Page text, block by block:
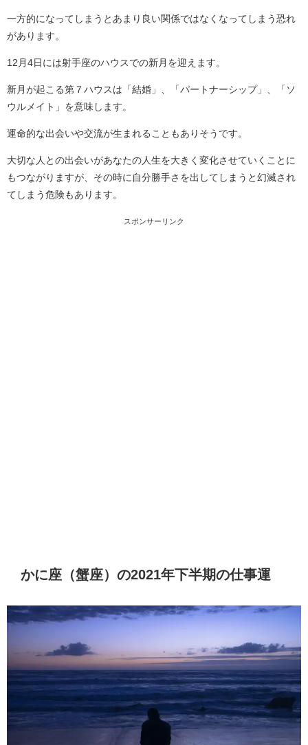
一方的になってしまうとあまり良い関係ではなくなってしまう恐れ
があります。
12月4日には射手座のハウスでの新月を迎えます。
新月が起こる第７ハウスは「結婚」、「パートナーシップ」、「ソ
ウルメイト」を意味します。
運命的な出会いや交流が生まれることもありそうです。
大切な人との出会いがあなたの人生を大きく変化させていくことに
もつながりますが、その時に自分勝手さを出してしまうと幻滅され
てしまう危険もあります。
スポンサーリンク
かに座（蟹座）の2021年下半期の仕事運